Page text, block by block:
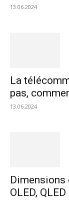
13.06.2024
La
pas,
13.06.2024
Dimensions
OLED, QLED